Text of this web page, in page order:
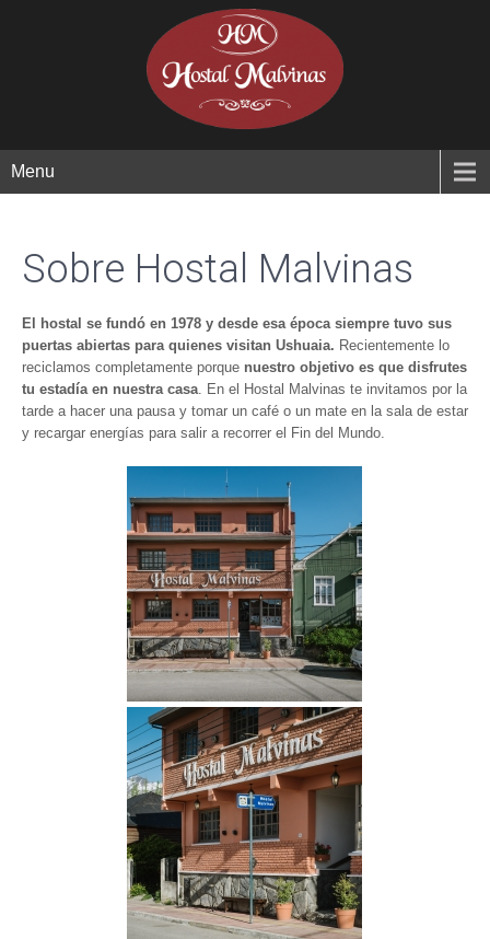
Menu
Sobre Hostal Malvinas
El hostal se fundó en 1978 y desde esa época siempre tuvo sus
puertas abiertas para quienes visitan Ushuaia. Recientemente lo
reciclamos completamente porque nuestro objetivo es que disfrutes
tu estadía en nuestra casa. En el Hostal Malvinas te invitamos por la
tarde a hacer una pausa y tomar un café o un mate en la sala de estar
y recargar energías para salir a recorrer el Fin del Mundo.